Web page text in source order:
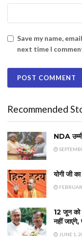
Save my name,
next time I
Recommended
NDA
योगी जी
12 जून को
नहीं जाएंगे,
JUNE 1,